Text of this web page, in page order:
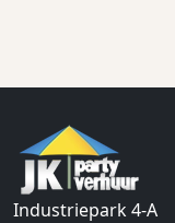
Industriepark 4-A